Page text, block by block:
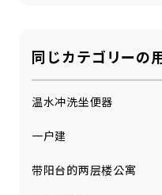
同じカテゴリーの
温水冲洗坐便器
一户建
带阳台的两层楼公寓